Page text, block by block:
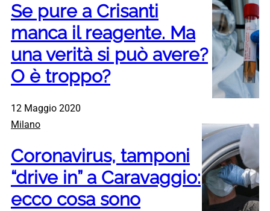
Se pure a Crisanti
manca il reagente. Ma
una verità si può avere?
O è troppo?
12 Maggio 2020
Milano
Coronavirus, tamponi
“drive in” a Caravaggio:
ecco cosa sono